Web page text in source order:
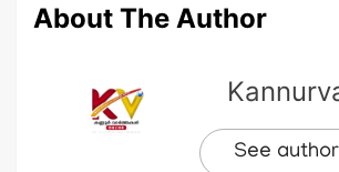
About The Author
See